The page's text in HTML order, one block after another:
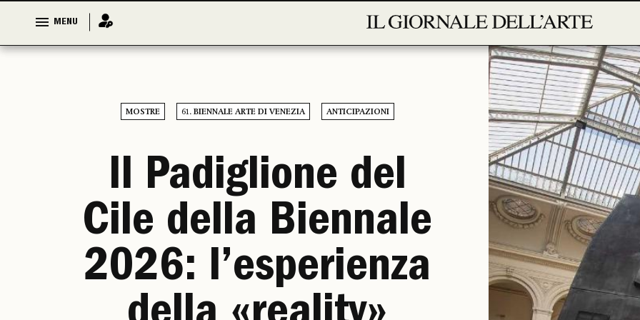
MENU
MENU
MOSTRE 61. BIENNALE ARTE DI VENEZIA ANTICIPAZIONI
Il Padiglione del
Cile della Biennale
2026: l’esperienza